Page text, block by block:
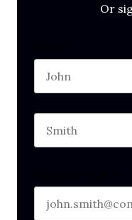
Or